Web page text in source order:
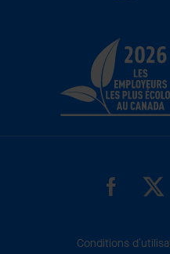
Conditions